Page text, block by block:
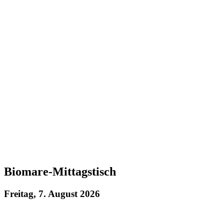
Biomare-Mittagstisch
Freitag, 7. August 2026